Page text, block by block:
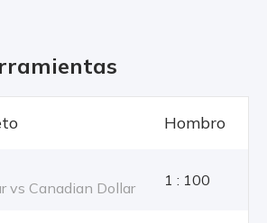
Hombro
vs Canadian Dollar
1 : 100